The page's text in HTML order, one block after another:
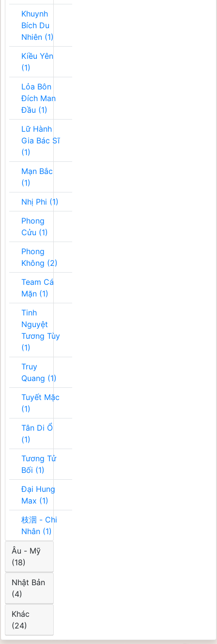
Khuynh
Bích Du
Nhiên (1)
Kiều Yên
(1)
Lỏa Bôn
Đích Man
Đầu (1)
Lữ Hành
Gia Bác Sĩ
(1)
Mạn Bắc
(1)
Nhị Phi (1)
Phong
Cửu (1)
Phong
Không (2)
Team Cá
Mặn (1)
Tinh
Nguyệt
Tương Tùy
(1)
Truy
Quang (1)
Tuyết Mặc
(1)
Tân Di Ổ
(1)
Tương Tử
Bối (1)
Đại Hung
Max (1)
枝洇 - Chi
Nhân (1)
Âu - Mỹ
(18)
Nhật Bản
(4)
Khác
(24)